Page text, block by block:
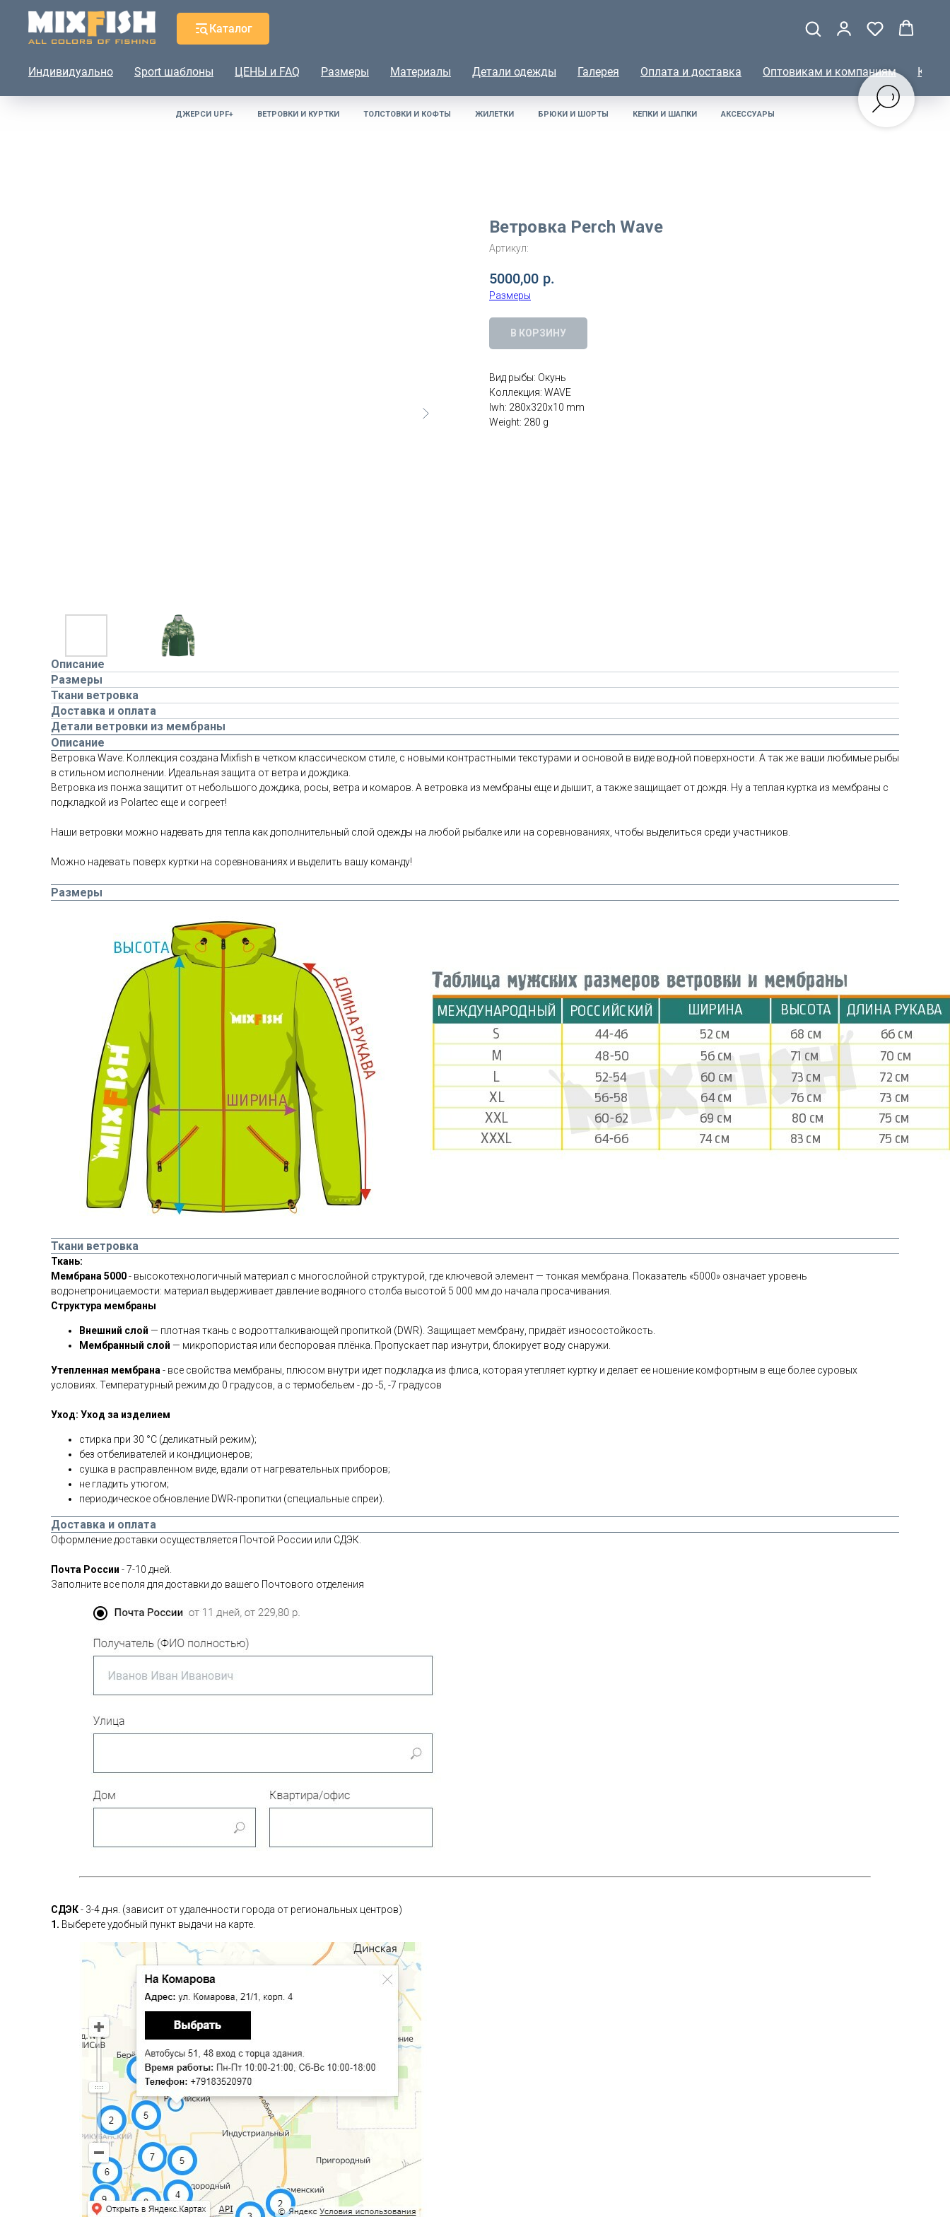
Каталог
Индивидуально Sport шаблоны ЦЕНЫ и FAQ Размеры Материалы Детали одежды Галерея Оплата и доставка Оптовикам и компаниям
ДЖЕРСИ UPF+ ВЕТРОВКИ И КУРТКИ ТОЛСТОВКИ И КОФТЫ ЖИЛЕТКИ БРЮКИ И ШОРТЫ КЕПКИ И ШАПКИ АКСЕССУАРЫ
Ветровка Perch Wave
Артикул:
5000,00 р.
Размеры
В КОРЗИНУ
Вид рыбы: Окунь
Коллекция: WAVE
lwh: 280x320x10 mm
Weight: 280 g
Описание
Размеры
Ткани ветровка
Доставка и оплата
Детали ветровки из мембраны
Описание
Ветровка Wave. Коллекция создана Mixfish в четком классическом стиле, с новыми контрастными текстурами и основой в виде водной поверхности. А так же ваши любимые рыбы
в стильном исполнении. Идеальная защита от ветра и дождика.
Ветровка из понжа защитит от небольшого дождика, росы, ветра и комаров. А ветровка из мембраны еще и дышит, а также защищает от дождя. Ну а теплая куртка из мембраны с
подкладкой из Polartec еще и согреет!
Наши ветровки можно надевать для тепла как дополнительный слой одежды на любой рыбалке или на соревнованиях, чтобы выделиться среди участников.
Можно надевать поверх куртки на соревнованиях и выделить вашу команду!
Размеры
Ткани ветровка
Ткань:
Мембрана 5000- высокотехнологичный материал с многослойной структурой, где ключевой элемент — тонкая мембрана. Показатель «5000» означает уровень
водонепроницаемости: материал выдерживает давление водяного столба высотой 5 000 мм до начала просачивания.
Структура мембраны
Внешний слой — плотная ткань с водоотталкивающей пропиткой (DWR). Защищает мембрану, придаёт износостойкость.
Мембранный слой — микропористая или беспоровая плёнка. Пропускает пар изнутри, блокирует воду снаружи.
Утепленная мембрана - все свойства мембраны, плюсом внутри идет подкладка из флиса, которая утепляет куртку и делает ее ношение комфортным в еще более суровых
условиях. Температурный режим до 0 градусов, а с термобельем - до -5, -7 градусов
Уход: Уход за изделием
стирка при 30 °C (деликатный режим);
без отбеливателей и кондиционеров;
сушка в расправленном виде, вдали от нагревательных приборов;
не гладить утюгом;
периодическое обновление DWR‑пропитки (специальные спреи).
Доставка и оплата
Оформление доставки осуществляется Почтой России или СДЭК.
Почта России - 7-10 дней.
Заполните все поля для доставки до вашего Почтового отделения
СДЭК- 3-4 дня. (зависит от удаленности города от региональных центров)
1. Выберете удобный пункт выдачи на карте.